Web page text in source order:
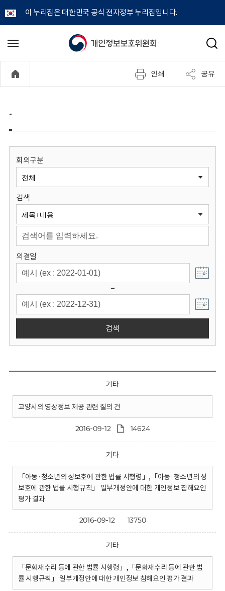
이 누리집은 대한민국 공식 전자정부 누리집입니다.
개
정
보
원
회
메
기
검
인쇄 공유
-
회의구분
검색
의결일
~
검색
기타
고양시의 영상정보 제공 관련 질의 건
2016-09-12 14624
기타
「아동·청소년의 성보호에 관한 법률 시행령」,「아동·청소년의 성
보호에 관한 법률 시행규칙」 일부개정안에 대한 개인정보 침해요인
평가 결과
2016-09-12 13750
기타
「문화재수리 등에 관한 법률 시행령」,「문화재수리 등에 관한 법
률 시행규칙」 일부개정안에 대한 개인정보 침해요인 평가 결과